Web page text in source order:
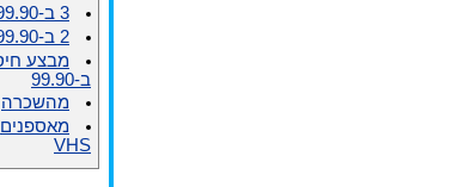
3 ב-99.90
2 ב-99.90
ב-99.90
מהשכרה
מאספנים
VHS